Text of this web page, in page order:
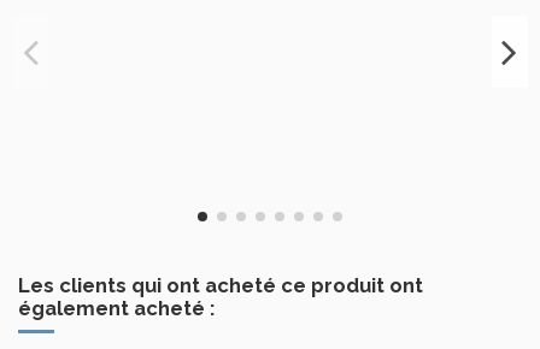
Les clients qui ont acheté ce produit ont
également acheté :